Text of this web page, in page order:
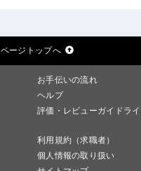
ページトップへ
お手伝いの流れ
ヘルプ
評価・レビューガイドラ
利用規約（求職者）
個人情報の取り扱い